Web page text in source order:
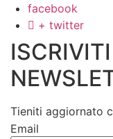
facebook
+ twitter
Tieniti aggiornato
Email